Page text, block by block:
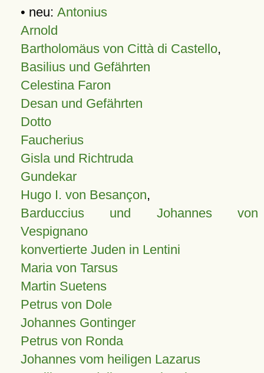
• neu: Antonius
Arnold
Bartholomäus von Città di Castello,
Basilius und Gefährten
Celestina Faron
Desan und Gefährten
Dotto
Faucherius
Gisla und Richtruda
Gundekar
Hugo I. von Besançon,
Barduccius und Johannes von
Vespignano
konvertierte Juden in Lentini
Maria von Tarsus
Martin Suetens
Petrus von Dole
Johannes Gontinger
Petrus von Ronda
Johannes vom heiligen Lazarus